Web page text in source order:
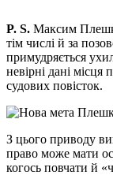
P. S. Максим
тім числі й за
примудряється
невірні дані
судових повісток.
З цього приводу
право може мати
когось повчати й